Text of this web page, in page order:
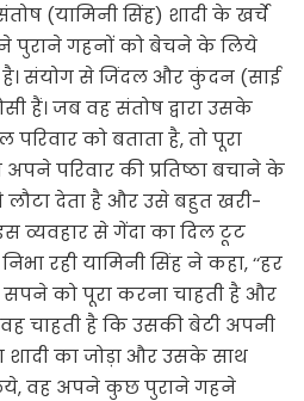
(यामिनी सिंह) शादी के खर्चे
पुराने गहनों को बेचने के लिये
है। संयोग से जिंदल और कुंदन (साई
हैं। जब वह संतोष द्वारा उसके
को बताता है, तो पूरा
परिवार की प्रतिष्ठा बचाने के
देता है और उसे बहुत खरी-
व्यवहार से गेंदा का दिल टूट
रही यामिनी सिंह ने कहा, ‘‘हर
को पूरा करना चाहती है और
वह चाहती है कि उसकी बेटी अपनी
शादी का जोड़ा और उसके साथ
वह अपने कुछ पुराने गहने